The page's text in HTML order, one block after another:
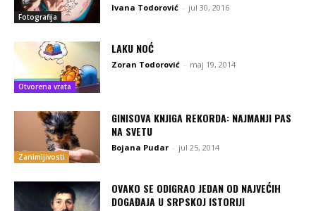
Fotografija
Ivana Todorović - jul 30, 2016
Otvorena vrata
LAKU NOĆ
Zoran Todorović - maj 19, 2014
Zanimljivosti
GINISOVA KNJIGA REKORDA: NAJMANJI PAS
NA SVETU
Bojana Pudar - jul 25, 2014
OVAKO SE ODIGRAO JEDAN OD NAJVEĆIH
DOGAĐAJA U SRPSKOJ ISTORIJI